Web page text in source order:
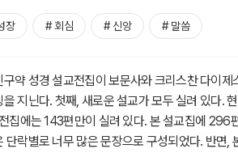
장 # 회심 # 신앙 # 말씀
약 성경 설교전집이 보문사와 크리스찬 다이
지닌다. 첫째, 새로운 설교가 모두 실려 있다.
집에는 143편만이 실려 있다. 본 설교집에 296
단락별로 너무 많은 문장으로 구성되었다. 반면,